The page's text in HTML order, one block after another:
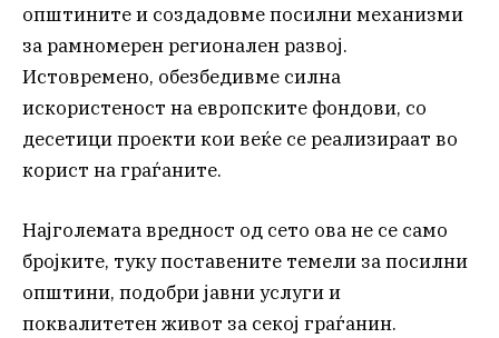
општините и создадовме посилни механизми
за рамномерен регионален развој.
Истовремено, обезбедивме силна
искористеност на европските фондови, со
десетици проекти кои веќе се реализираат во
корист на граѓаните.
Најголемата вредност од сето ова не се само
бројките, туку поставените темели за посилни
општини, подобри јавни услуги и
поквалитетен живот за секој граѓанин.